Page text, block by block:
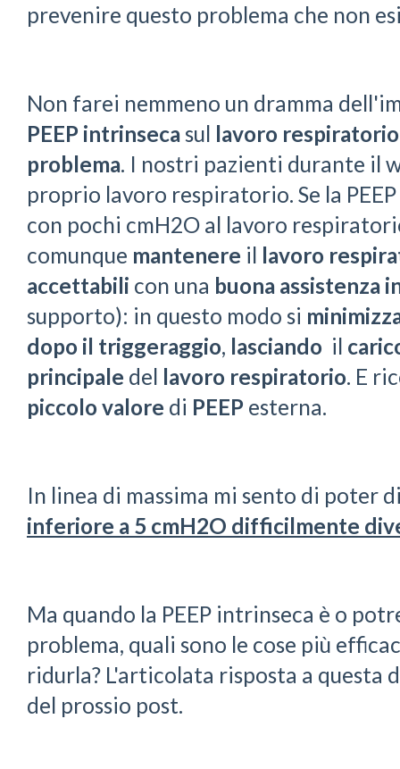
prevenire questo problema che non
Non farei nemmeno un dramma
PEEP intrinseca sul lavoro
problema. I nostri pazienti durante il
proprio lavoro respiratorio. Se la
con pochi cmH2O al lavoro
comunque mantenere il lavoro
accettabili con una buona assistenza
supporto): in questo modo si
dopo il triggeraggio, lasciando il
principale del lavoro respiratorio. E
piccolo valore di PEEP esterna.
In linea di massima mi sento di poter
inferiore a 5 cmH2O difficilmente
Ma quando la PEEP intrinseca è o
problema, quali sono le cose più
ridurla? L'articolata risposta a questa
del prossio post.